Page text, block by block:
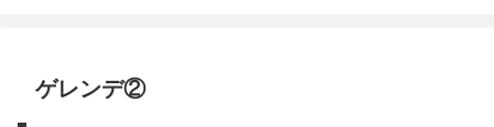
ゲレンデ②